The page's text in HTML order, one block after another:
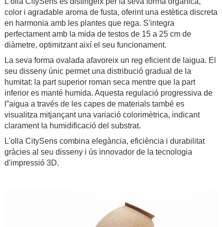
color i agradable aroma de fusta, oferint una estètica discreta
en harmonia amb les plantes que rega. S'integra
perfectament amb la mida de testos de 15 a 25 cm de
diàmetre, optimitzant així el seu funcionament.
La seva forma ovalada afavoreix un reg eficient de laigua. El
seu disseny únic permet una distribució gradual de la
humitat: la part superior roman seca mentre que la part
inferior es manté humida. Aquesta regulació progressiva de
l‟aigua a través de les capes de materials també es
visualitza mitjançant una variació colorimètrica, indicant
clarament la humidificació del substrat.
L'olla CitySens combina elegància, eficiència i durabilitat
gràcies al seu disseny i ús innovador de la tecnologia
d'impressió 3D.